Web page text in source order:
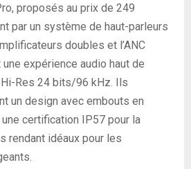
proposés au prix de 249
par un système de haut-parleurs
doubles et l’ANC
expérience audio haut de
Res 24 bits/96 kHz. Ils
un design avec embouts en
certification IP57 pour la
rendant idéaux pour les